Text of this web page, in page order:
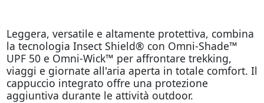
Leggera, versatile e altamente protettiva, combina
la tecnologia Insect Shield® con Omni-Shade™
UPF 50 e Omni-Wick™ per affrontare trekking,
viaggi e giornate all'aria aperta in totale comfort. Il
cappuccio integrato offre una protezione
aggiuntiva durante le attività outdoor.